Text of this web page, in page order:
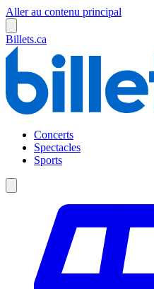
Aller au contenu principal
Billets.ca
Concerts
Spectacles
Sports